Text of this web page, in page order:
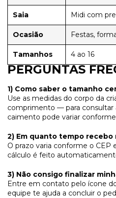
Saia Midi com
Ocasião Festas,
Tamanhos 4 ao 16
PERGUNTAS
1) Como saber o tamanho
Use as medidas do corpo da
comprimento — para consultar
caimento pode variar
2) Em quanto tempo recebo
O prazo varia conforme o
cálculo é feito
3) Não consigo finalizar
Entre em contato pelo ícone
equipe te ajuda a concluir o